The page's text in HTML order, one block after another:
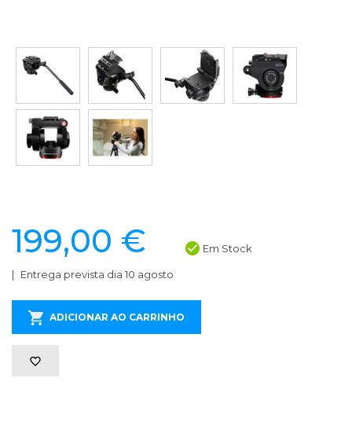
199,00 € Em Stock
Entrega prevista dia 10 agosto
ADICIONAR AO CARRINHO